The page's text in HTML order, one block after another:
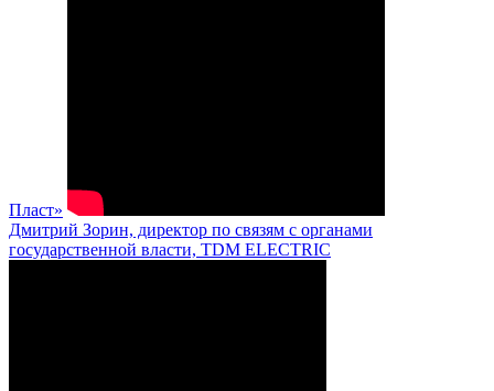
Пласт»
Дмитрий Зорин, директор по связям с органами
государственной власти, TDM ELECTRIC